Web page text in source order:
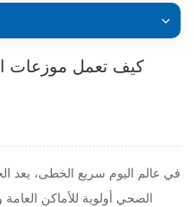
كيف تعمل موزعات
في عالم اليوم سريع الخطى، يعد
الصحي أولوية للأماكن